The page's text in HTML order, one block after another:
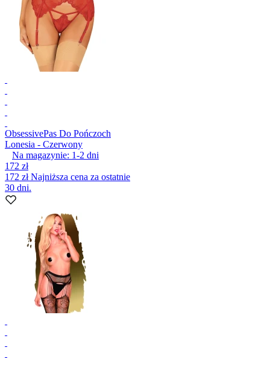
ObsessivePas Do Pończoch
Lonesia - Czerwony
Na magazynie: 1-2 dni
172 zł
172 złNajniższa cena za ostatnie
30 dni.